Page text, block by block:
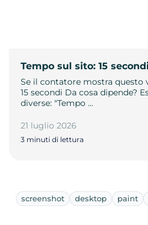
Tempo sul sito: 15
Se il contatore mostra questo
15 secondi Da cosa dipende?
diverse: "Tempo …
21 luglio 2026
3 minuti di lettura
screenshot desktop paint